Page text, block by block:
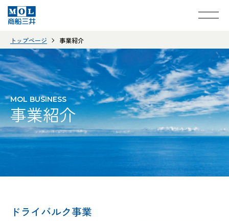
トップページ 事業紹介
MOL BUSINESS
事業紹介
ドライバルク事業